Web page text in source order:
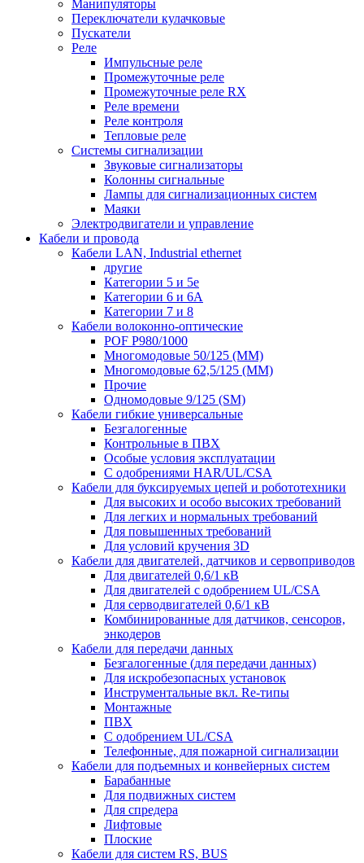
Манипуляторы
Переключатели кулачковые
Пускатели
Реле
Импульсные реле
Промежуточные реле
Промежуточные реле RX
Реле времени
Реле контроля
Тепловые реле
Системы сигнализации
Звуковые сигнализаторы
Колонны сигнальные
Лампы для сигнализационных систем
Маяки
Электродвигатели и управление
Кабели и провода
Кабели LAN, Industrial ethernet
другие
Категории 5 и 5е
Категории 6 и 6A
Категории 7 и 8
Кабели волоконно-оптические
POF P980/1000
Многомодовые 50/125 (ММ)
Многомодовые 62,5/125 (ММ)
Прочие
Одномодовые 9/125 (SM)
Кабели гибкие универсальные
Безгалогенные
Контрольные в ПВХ
Особые условия эксплуатации
С одобрениями HAR/UL/CSA
Кабели для буксируемых цепей и робототехники
Для высоких и особо высоких требований
Для легких и нормальных требований
Для повышенных требований
Для условий кручения 3D
Кабели для двигателей, датчиков и сервоприводов
Для двигателей 0,6/1 кВ
Для двигателей с одобрением UL/CSA
Для серводвигателей 0,6/1 кВ
Комбинированные для датчиков, cенсоров,
энкодеров
Кабели для передачи данных
Безгалогенные (для передачи данных)
Для искробезопасных установок
Инструментальные вкл. Re-типы
Монтажные
ПВХ
С одобрением UL/CSA
Телефонные, для пожарной сигнализации
Кабели для подъемных и конвейерных систем
Барабанные
Для подвижных систем
Для спредера
Лифтовые
Плоские
Кабели для систем RS, BUS